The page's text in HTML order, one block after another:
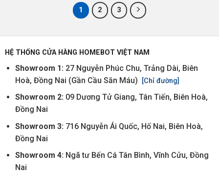
1 2 3
HỆ THỐNG CỬA HÀNG HOMEBOT VIỆT NAM
Showroom 1: 27 Nguyễn Phúc Chu, Trảng Dài, Biên
Hoà, Đồng Nai (Gần Cầu Săn Máu)
[Chỉ đường]
Showroom 2: 09 Dương Tử Giang, Tân Tiến, Biên Hoà,
Đồng Nai
Showroom 3: 716 Nguyễn Ái Quốc, Hố Nai, Biên Hoà,
Đồng Nai
Showroom 4:Ngã tư Bến Cá Tân Bình, Vĩnh Cửu, Đồng
Nai